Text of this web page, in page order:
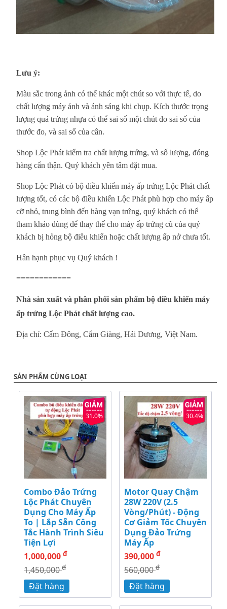
Lưu ý:
Màu sắc trong ảnh có thể khác một chút so với thực tế, do
chất lượng máy ảnh và ánh sáng khi chụp. Kích thước trọng
lượng quả trứng nhựa có thể sai số một chút do sai số của
thước đo, và sai số của cân.
Shop Lộc Phát kiểm tra chất lượng trứng, và số lượng, đóng
hàng cẩn thận. Quý khách yên tâm đặt mua.
Shop Lộc Phát có bộ điều khiển máy ấp trứng Lộc Phát chất
lượng tốt, có các bộ điều khiển Lộc Phát phù hợp cho máy ấp
cỡ nhỏ, trung bình đến hàng vạn trứng, quý khách có thể
tham khảo dùng để thay thế cho máy ấp trứng cũ của quý
khách bị hỏng bộ điêu khiển hoặc chất lượng ấp nở chưa tốt.
Hân hạnh phục vụ Quý khách !
============
Nhà sản xuất và phân phối sản phẩm bộ điều khiển máy
ấp trứng Lộc Phát chất lượng cao.
Địa chỉ: Cẩm Đông, Cẩm Giàng, Hải Dương, Việt Nam.
SẢN PHẨM CÙNG LOẠI
31.0%
Combo Đảo Trứng
Lộc Phát Chuyên
Dụng Cho Máy Ấp
To | Lắp Sẵn Công
Tắc Hành Trình Siêu
Tiện Lợi
1,000,000 đ
1,450,000đ
Đặt hàng
30.4%
Motor Quay Chậm
28W 220V (2.5
Vòng/Phút) - Động
Cơ Giảm Tốc Chuyên
Dụng Đảo Trứng
Máy Ấp
390,000 đ
560,000đ
Đặt hàng